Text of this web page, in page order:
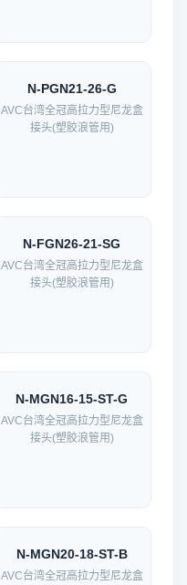
N-PGN21-26-G
AVC台湾全冠高拉力型尼龙盒
接头(塑胶浪管用)
N-FGN26-21-SG
AVC台湾全冠高拉力型尼龙盒
接头(塑胶浪管用)
N-MGN16-15-ST-G
AVC台湾全冠高拉力型尼龙盒
接头(塑胶浪管用)
N-MGN20-18-ST-B
AVC台湾全冠高拉力型尼龙盒